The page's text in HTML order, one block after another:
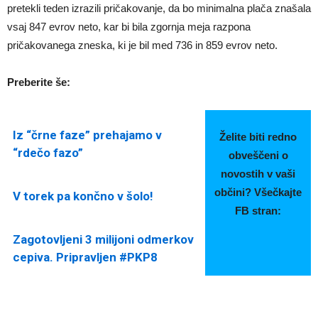
pretekli teden izrazili pričakovanje, da bo minimalna plača znašala
vsaj 847 evrov neto, kar bi bila zgornja meja razpona
pričakovanega zneska, ki je bil med 736 in 859 evrov neto.
Preberite še:
Iz “črne faze” prehajamo v
“rdečo fazo”
Želite biti redno
obveščeni o
novostih v vaši
občini? Všečkajte
FB stran:
V torek pa končno v šolo!
Zagotovljeni 3 milijoni odmerkov
cepiva. Pripravljen #PKP8